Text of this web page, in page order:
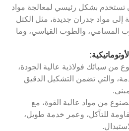
تستخدم بشكل رئيسي لمعالجة مواد
إلى مواد جدران جديدة، مثل الكتل
المسامي، والطوب القياسي، وما
من سبائك فولاذية عالية الجودة،
والتي تضمن التشكيل الدقيق
مصنوع من مواد عالية القوة، مع
للتآكل، وعمر خدمة طويل،